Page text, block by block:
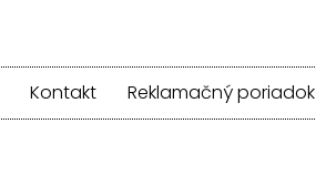
Kontakt Reklamačný poriadok